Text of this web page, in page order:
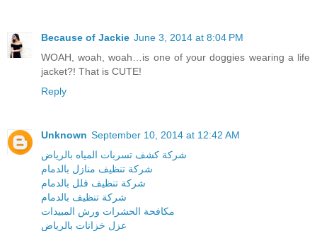
Because of Jackie June 3, 2014 at 8:04 PM
WOAH, woah, woah…is one of your doggies wearing a life
jacket?! That is CUTE!
Reply
Unknown September 10, 2014 at 12:42 AM
شركة كشف تسربات المياه بالرياض
شركة تنظيف منازل بالدمام
شركة تنظيف فلل بالدمام
شركة تنظيف بالدمام
مكافحة الحشرات ورش المبيدات
عزل خزانات بالرياض